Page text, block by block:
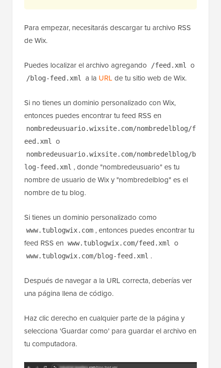
Para empezar, necesitarás descargar tu archivo RSS
de Wix.
Puedes localizar el archivo agregando /feed.xml o
/blog-feed.xml a la URL de tu sitio web de Wix.
Si no tienes un dominio personalizado con Wix,
entonces puedes encontrar tu feed RSS en
nombredeusuario.wixsite.com/nombredelblog/f
eed.xml
o
nombredeusuario.wixsite.com/nombredelblog/b
log-feed.xml , donde "nombredeusuario" es tu
nombre de usuario de Wix y "nombredelblog" es el
nombre de tu blog.
Si tienes un dominio personalizado como
www.tublogwix.com , entonces puedes encontrar tu
feed RSS en www.tublogwix.com/feed.xml o
www.tublogwix.com/blog-feed.xml .
Después de navegar a la URL correcta, deberías ver
una página llena de código.
Haz clic derecho en cualquier parte de la página y
selecciona 'Guardar como' para guardar el archivo en
tu computadora.